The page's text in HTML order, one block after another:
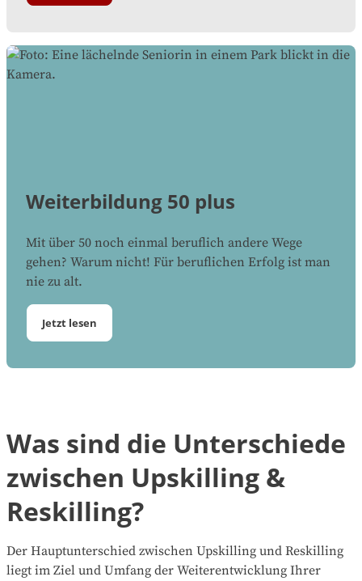
Weiterbildung 50 plus
Mit über 50 noch einmal beruflich andere Wege
gehen? Warum nicht! Für beruflichen Erfolg ist man
nie zu alt.
Jetzt lesen
Was sind die Unterschiede
zwischen Upskilling &
Reskilling?
Der Hauptunterschied zwischen Upskilling und Reskilling
liegt im Ziel und Umfang der Weiterentwicklung Ihrer